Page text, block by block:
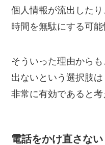
個人情報が流出したり
時間を無駄にする可能
そういった理由からも
出ないという選択肢は
非常に有効であると考
電話をかけ直さない